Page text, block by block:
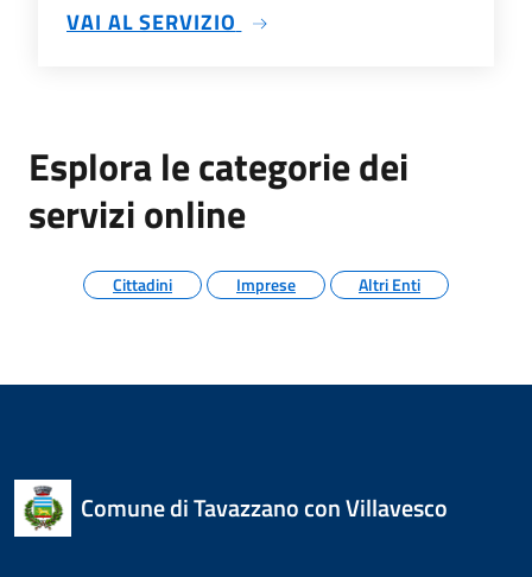
VAI AL SERVIZIO SU DETERMINE
Esplora le categorie dei
servizi online
Cittadini Imprese Altri Enti
Comune di Tavazzano con Villavesco